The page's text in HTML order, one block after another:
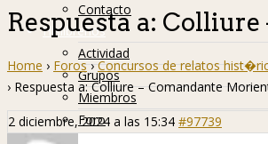
Contacto
Hislibreños
Actividad
Grupos
Miembros
Foro
Respuesta a:
Home › Foros › Concursos de relatos
› Respuesta a: Colliure – Comandante
2 diciembre, 2024 a las 15:34 #97739